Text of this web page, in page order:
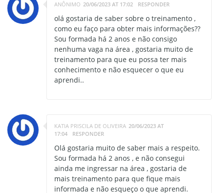
ANÔNIMO 20/06/2023 AT 17:02 RESPONDER
olá gostaria de saber sobre o treinamento ,
como eu faço para obter mais informações??
Sou formada há 2 anos e não consigo
nenhuma vaga na área , gostaria muito de
treinamento para que eu possa ter mais
conhecimento e não esquecer o que eu
aprendi..
KATIA PRISCILA DE OLIVEIRA 20/06/2023 AT
17:04
RESPONDER
Olá gostaria muito de saber mais a respeito.
Sou formada há 2 anos , e não consegui
ainda me ingressar na área , gostaria de
mais treinamento para que fique mais
informada e não esqueço o que aprendi.